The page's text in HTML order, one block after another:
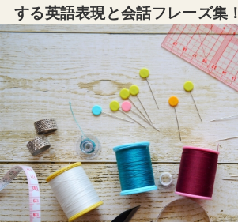
する英語表現と会話フレーズ集！